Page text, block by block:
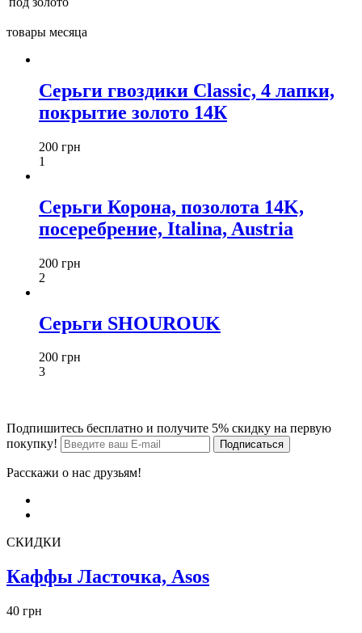
товары месяца
Серьги гвоздики Classic, 4 лапки,
покрытие золото 14К
200 грн
1
Серьги Корона, позолота 14K,
посеребрение, Italina, Austria
200 грн
2
Серьги SHOUROUK
200 грн
3
Подпишитесь бесплатно и получите 5% скидку на первую
покупку!
Расскажи о нас друзьям!
СКИДКИ
Каффы Ласточка, Asos
40 грн